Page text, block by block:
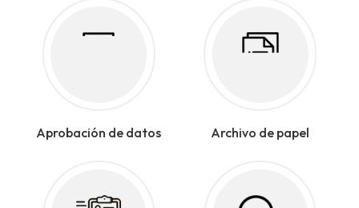
Aprobación de datos Archivo de papel